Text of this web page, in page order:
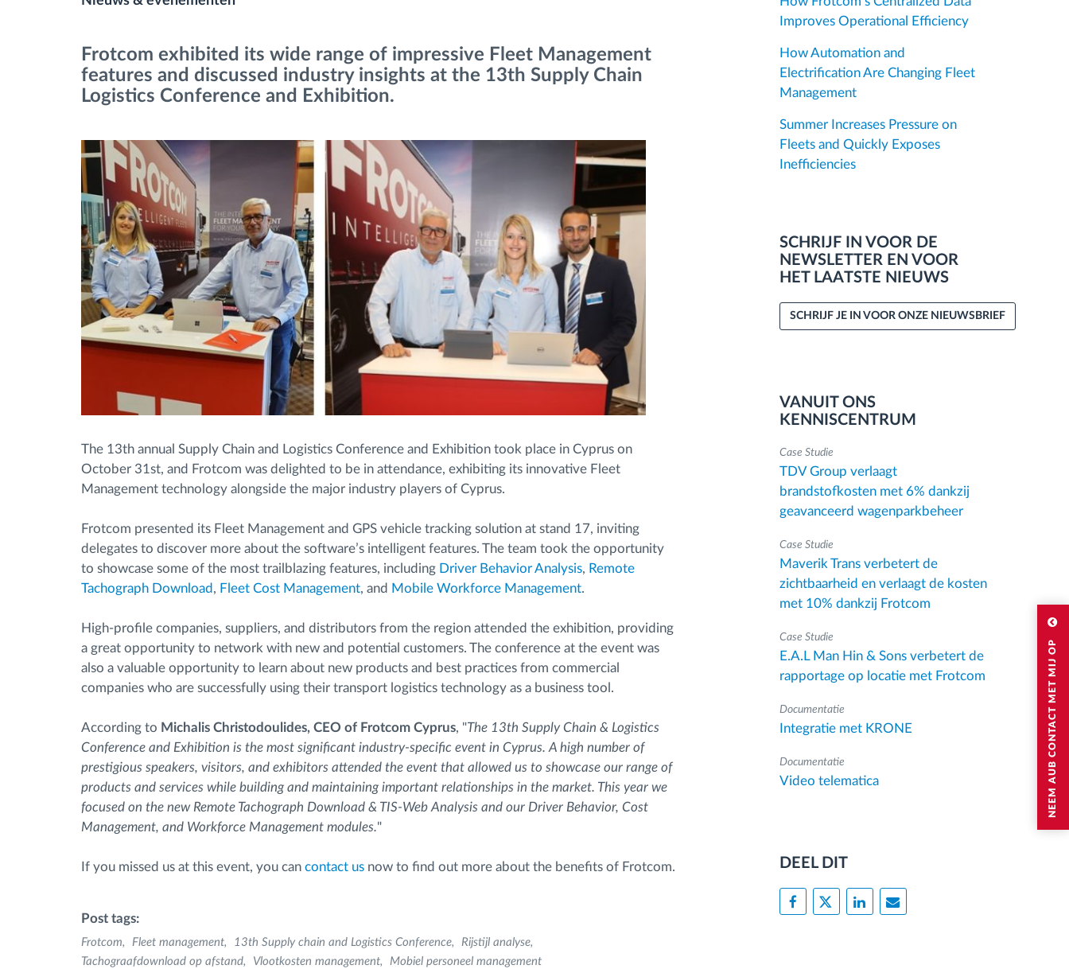
NEEM AUB CONTACT MET MIJ OP
Brandstofbeheer
Routeplanning en -monitoring
bestuurdersidentificatie
Ontdek alle functies
Frotcom exhibited its wide range of impressive Fleet Management
features and discussed industry insights at the 13th Supply Chain
Logistics Conference and Exhibition.
The 13th annual Supply Chain and Logistics Conference and Exhibition took place in Cyprus on
October 31st, and Frotcom was delighted to be in attendance, exhibiting its innovative Fleet
Management technology alongside the major industry players of Cyprus.
Frotcom presented its Fleet Management and GPS vehicle tracking solution at stand 17, inviting
delegates to discover more about the software’s intelligent features. The team took the opportunity
to showcase some of the most trailblazing features, including Driver Behavior Analysis, Remote
Tachograph Download , Fleet Cost Management, and Mobile Workforce Management.
High-profile companies, suppliers, and distributors from the region attended the exhibition, providing
a great opportunity to network with new and potential customers. The conference at the event was
also a valuable opportunity to learn about new products and best practices from commercial
companies who are successfully using their transport logistics technology as a business tool.
According to Michalis Christodoulides, CEO of Frotcom Cyprus, "The 13th Supply Chain & Logistics
Conference and Exhibition is the most significant industry-specific event in Cyprus. A high number of
prestigious speakers, visitors, and exhibitors attended the event that allowed us to showcase our range of
products and services while building and maintaining important relationships in the market. This year we
focused on the new Remote Tachograph Download & TIS-Web Analysis and our Driver Behavior, Cost
Management, and Workforce Management modules."
If you missed us at this event, you can contact us now to find out more about the benefits of Frotcom.
Post tags:
Frotcom Fleet management 13th Supply chain and Logistics Conference
Rijstijl analyse
Tachograafdownload op afstand
Vlootkosten management Mobiel personeel management
Improves Operational Efficiency
How Automation and
Electrification Are Changing Fleet
Management
Summer Increases Pressure on
Fleets and Quickly Exposes
Inefficiencies
SCHRIJF IN VOOR DE
NEWSLETTER EN VOOR
HET LAATSTE NIEUWS
SCHRIJF JE IN VOOR ONZE NIEUWSBRIEF
VANUIT ONS
KENNISCENTRUM
Case Studie
TDV Group verlaagt
brandstofkosten met 6% dankzij
geavanceerd wagenparkbeheer
Case Studie
Maverik Trans verbetert de
zichtbaarheid en verlaagt de kosten
met 10% dankzij Frotcom
Case Studie
E.A.L Man Hin & Sons verbetert de
rapportage op locatie met Frotcom
Documentatie
Integratie met KRONE
Documentatie
Video telematica
DEEL DIT